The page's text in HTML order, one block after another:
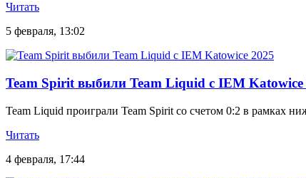
Читать
5 февраля, 13:02
Team Spirit выбили Team Liquid с IEM Katowice
Team Liquid проиграли Team Spirit со счетом 0:2 в рамках
Читать
4 февраля, 17:44